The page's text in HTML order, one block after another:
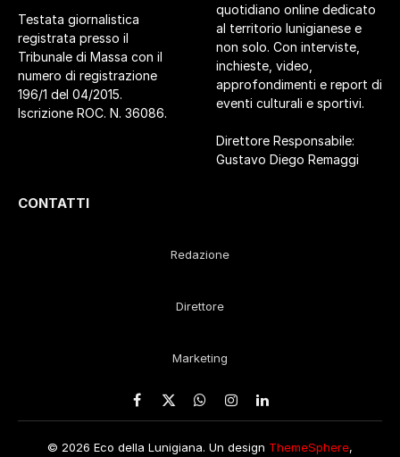
Testata giornalistica
registrata presso il
Tribunale di Massa con il
numero di registrazione
196/1 del 04/2015.
Iscrizione ROC. N. 36086.
quotidiano online dedicato
al territorio lunigianese e
non solo. Con interviste,
inchieste, video,
approfondimenti e report di
eventi culturali e sportivi.
Direttore Responsabile:
Gustavo Diego Remaggi
CONTATTI
Redazione
Direttore
Marketing
Facebook
X
WhatsApp
Instagram
LinkedIn
© 2026 Eco della Lunigiana. Un design ThemeSphere,